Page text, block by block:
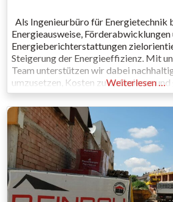
Als Ingenieurbüro für Energietechnik
Energieausweise, Förderabwicklungen
Energieberichterstattungen
Steigerung der Energieeffizienz. Mit
Team unterstützen wir dabei
umzusetzen, Kosten zu optimieren
Anforderungen zuverlässig zu
im Überblick: Förderabwicklung für
Unser Team übernimmt die
Fördermöglichkeiten, die für
Weiterlesen …